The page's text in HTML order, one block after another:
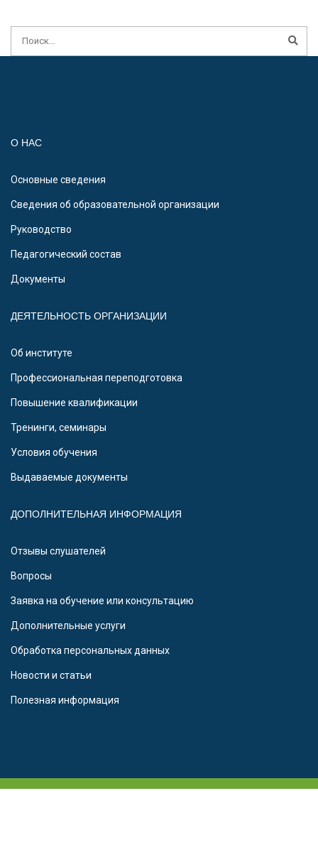
О НАС
Основные сведения
Сведения об образовательной организации
Руководство
Педагогический состав
Документы
ДЕЯТЕЛЬНОСТЬ ОРГАНИЗАЦИИ
Об институте
Профессиональная переподготовка
Повышение квалификации
Тренинги, семинары
Условия обучения
Выдаваемые документы
ДОПОЛНИТЕЛЬНАЯ ИНФОРМАЦИЯ
Отзывы слушателей
Вопросы
Заявка на обучение или консультацию
Дополнительные услуги
Обработка персональных данных
Новости и статьи
Полезная информация